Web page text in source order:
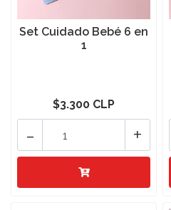
Set Cuidado Bebé 6 en
1
$3.300 CLP
+
-